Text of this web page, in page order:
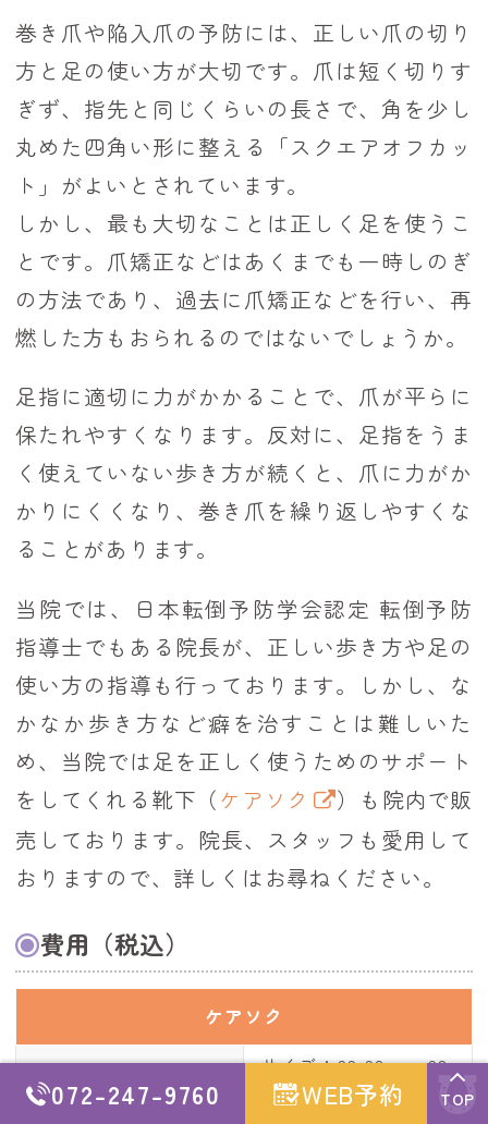
巻き爪や陥入爪の予防には、正しい爪の切り
方と足の使い方が大切です。爪は短く切りす
ぎず、指先と同じくらいの長さで、角を少し
丸めた四角い形に整える「スクエアオフカッ
ト」がよいとされています。
しかし、最も大切なことは正しく足を使うこ
とです。爪矯正などはあくまでも一時しのぎ
の方法であり、過去に爪矯正などを行い、再
燃した方もおられるのではないでしょうか。
足指に適切に力がかかることで、爪が平らに
保たれやすくなります。反対に、足指をうま
く使えていない歩き方が続くと、爪に力がか
かりにくくなり、巻き爪を繰り返しやすくな
ることがあります。
当院では、日本転倒予防学会認定 転倒予防
指導士でもある院長が、正しい歩き方や足の
使い方の指導も行っております。しかし、な
かなか歩き方など癖を治すことは難しいた
め、当院では足を正しく使うためのサポート
をしてくれる靴下（ケアソク
）も院内で販
売しております。院長、スタッフも愛用して
おりますので、詳しくはお尋ねください。
費用（税込）
ケアソク
ととのえるベーシック
サイズ：22-23cm、23-
24cm、24-25cm
3,000円
072-247-9760 WEB予約 TOP